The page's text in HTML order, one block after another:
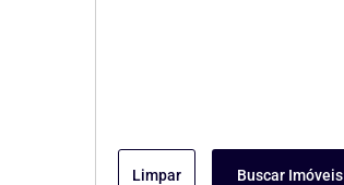
Limpar Buscar Imóveis